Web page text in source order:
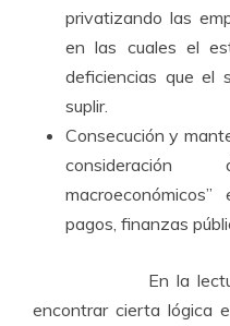
privatizando las
en las cuales el
deficiencias que el
suplir.
Consecución y
pagos, finanzas
En la lectura de
encontrar cierta lógica